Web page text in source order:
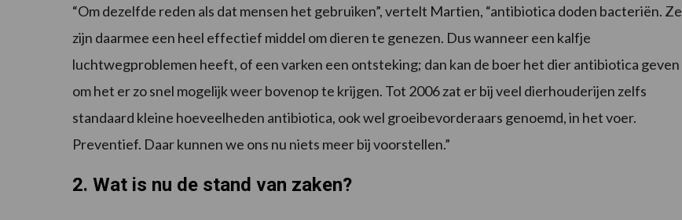
“Om dezelfde reden als dat mensen het gebruiken”, vertelt Martien, “antibiotica doden bacteriën. Ze
zijn daarmee een heel effectief middel om dieren te genezen. Dus wanneer een kalfje
luchtwegproblemen heeft, of een varken een ontsteking; dan kan de boer het dier antibiotica geven
om het er zo snel mogelijk weer bovenop te krijgen. Tot 2006 zat er bij veel dierhouderijen zelfs
standaard kleine hoeveelheden antibiotica, ook wel groeibevorderaars genoemd, in het voer.
Preventief. Daar kunnen we ons nu niets meer bij voorstellen.”
2. Wat is nu de stand van zaken?